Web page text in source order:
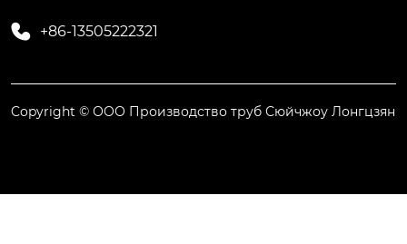
 +86-13505222321
Copyright © ООО Производство труб Сюйчжоу Лонгцзян